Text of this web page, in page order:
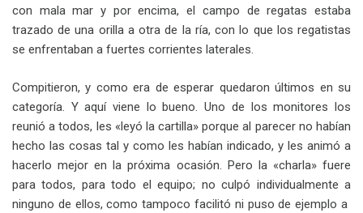
con mala mar y por encima, el campo de regatas estaba
trazado de una orilla a otra de la ría, con lo que los regatistas
se enfrentaban a fuertes corrientes laterales.
Compitieron, y como era de esperar quedaron últimos en su
categoría. Y aquí viene lo bueno. Uno de los monitores los
reunió a todos, les «leyó la cartilla» porque al parecer no habían
hecho las cosas tal y como les habían indicado, y les animó a
hacerlo mejor en la próxima ocasión. Pero la «charla» fuere
para todos, para todo el equipo; no culpó individualmente a
ninguno de ellos, como tampoco facilitó ni puso de ejemplo a